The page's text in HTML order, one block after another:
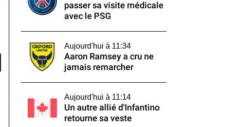
passer sa visite médicale
avec le PSG
Aujourd'hui à 11:34
Aaron Ramsey a cru ne
jamais remarcher
Aujourd'hui à 11:14
Un autre allié d'Infantino
retourne sa veste